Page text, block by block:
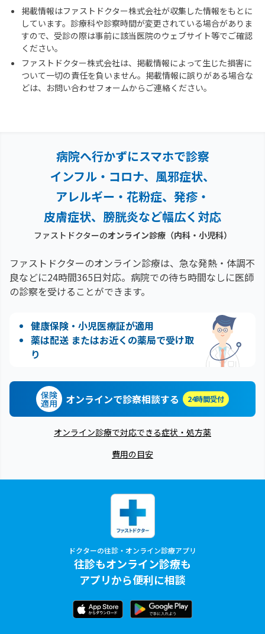
掲載情報はファストドクター株式会社が収集した情報をもとに
しています。診療科や診察時間が変更されている場合がありま
すので、受診の際は事前に該当医院のウェブサイト等でご確認
ください。
ファストドクター株式会社は、掲載情報によって生じた損害に
ついて一切の責任を負いません。掲載情報に誤りがある場合な
どは、お問い合わせフォームからご連絡ください。
病院へ行かずにスマホで診察
インフル・コロナ、風邪症状、
アレルギー・花粉症、 発疹・
皮膚症状、膀胱炎など幅広く対応
ファストドクターのオンライン診療（内科・小児科）
ファストドクターのオンライン診療は、急な発熱・体調不
良などに24時間365日対応。 病院での待ち時間なしに医師
の診察を受けることができます。
健康保険・小児医療証が適用
薬は配送 またはお近くの薬局で受け取
り
保険
適用 オンラインで診察相談する 24時間受付
オンライン診療で対応できる症状・処方薬
費用の目安
ドクターの往診・オンライン診療アプリ
往診もオンライン診療も
アプリから便利に相談